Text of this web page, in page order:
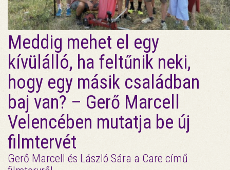
Meddig mehet el egy
kívülálló, ha feltűnik neki,
hogy egy másik családban
baj van? – Gerő Marcell
Velencében mutatja be új
filmtervét
Gerő Marcell és László Sára a Care című